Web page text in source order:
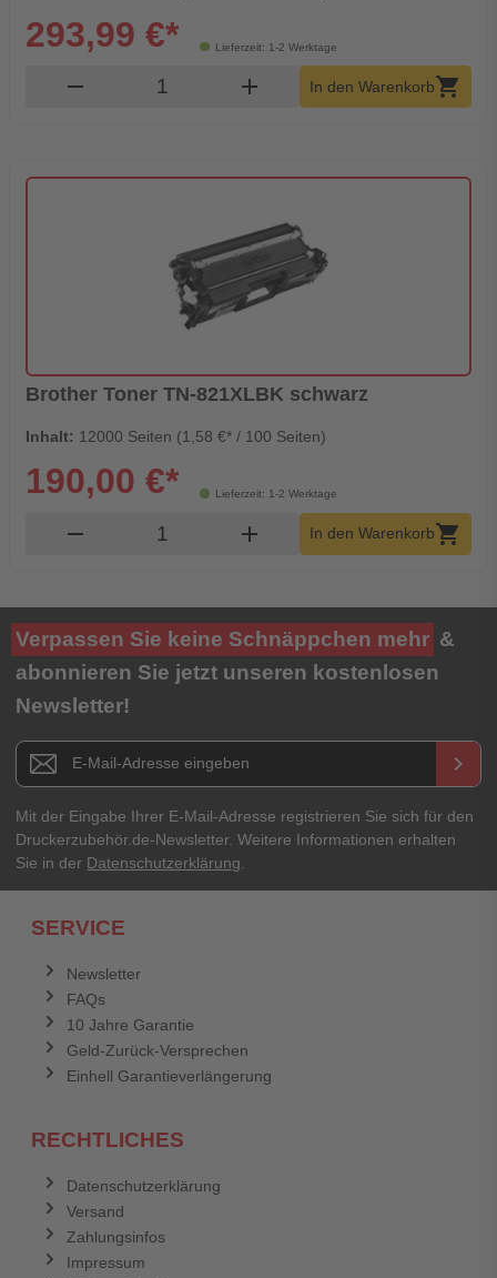
Lieferzeit: 1-2 Werktage
293,99 €*
remove Produkt Warenkorb Menge
add In den Warenkorbshopping_cart
Brother Toner TN-821XLBK schwarz
Inhalt: 12000 Seiten (1,58 €* / 100 Seiten)
Lieferzeit: 1-2 Werktage
190,00 €*
remove Produkt Warenkorb Menge
add In den Warenkorbshopping_cart
Verpassen Sie keine Schnäppchen mehr &
abonnieren Sie jetzt unseren kostenlosen
Newsletter!
Newsletter E-Mail Adresse keyboard_arrow_right
Mit der Eingabe Ihrer E-Mail-Adresse registrieren Sie sich für den
Druckerzubehör.de-Newsletter. Weitere Informationen erhalten
Sie in der Datenschutzerklärung
SERVICE
Newsletter
FAQs
10 Jahre Garantie
Geld-Zurück-Versprechen
Einhell Garantieverlängerung
RECHTLICHES
Datenschutzerklärung
Versand
Zahlungsinfos
Impressum